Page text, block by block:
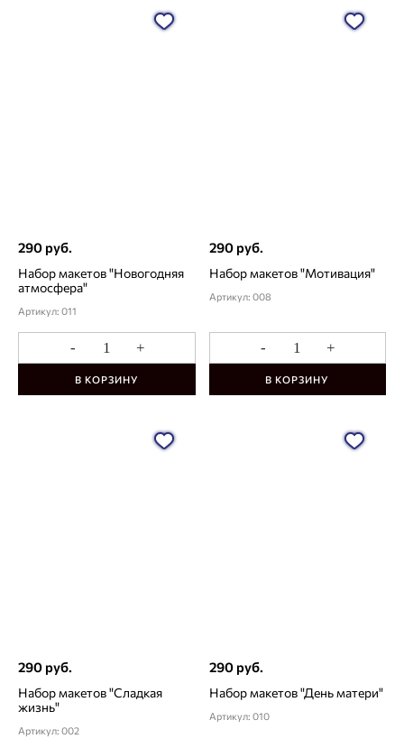
290 руб.
Набор макетов "Новогодняя
атмосфера"
Артикул: 011
- +
В КОРЗИНУ
290 руб.
Набор макетов "Мотивация"
Артикул: 008
- +
В КОРЗИНУ
290 руб.
Набор макетов "Сладкая
жизнь"
Артикул: 002
290 руб.
Набор макетов "День матери"
Артикул: 010